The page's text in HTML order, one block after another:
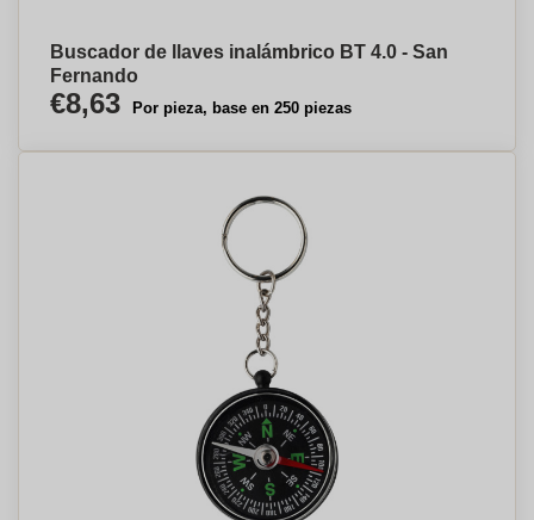
Buscador de llaves inalámbrico BT 4.0 - San
Fernando
€8,63 Por pieza, base en 250 piezas